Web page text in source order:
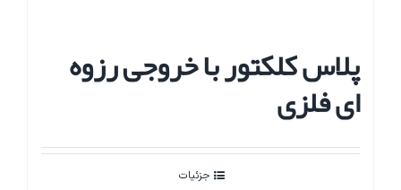
پلاس کلکتور با خروجی رزوه
ای فلزی
جزئیات